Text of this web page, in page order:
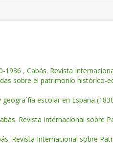
1936 , Cabás. Revista
sobre el patrimonio histórico-
escolar en España
Revista Internacional sobre
Revista Internacional sobre